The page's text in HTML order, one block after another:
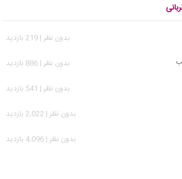
بدون نظر | 219 بازدید
بدون نظر | 886 بازدید
بدون نظر | 541 بازدید
بدون نظر | 2,022 بازدید
بدون نظر | 4,096 بازدید